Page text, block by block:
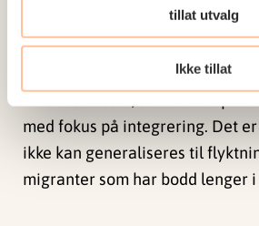
tillat utvalg
Ikke tillat
Det er verdt å merke seg at
med fokus på integrering. Det
ikke kan generaliseres til
migranter som har bodd lenger i